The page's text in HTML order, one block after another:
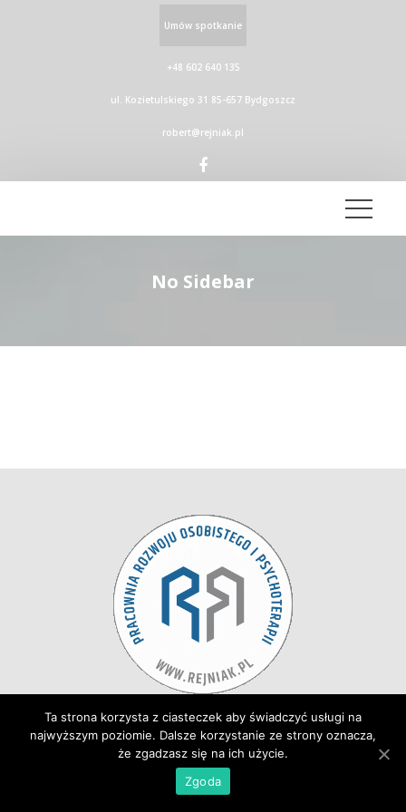
+48 602 640 135
ul. Kozietulskiego 31 85-657 Bydgoszcz
robert@rejniak.pl
Umów spotkanie
No Sidebar
Strona Główna
Aktualności
Zespół Kontakt
Ta strona korzysta z ciasteczek aby świadczyć usługi na
najwyższym poziomie. Dalsze korzystanie ze strony oznacza,
że zgadzasz się na ich użycie.
Zgoda